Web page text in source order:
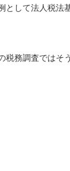
として法人税法
税務調査ではそ